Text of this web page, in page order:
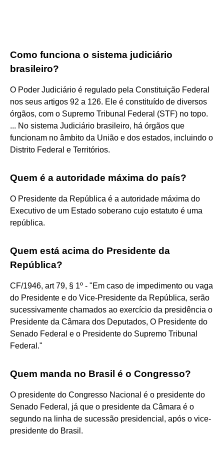
Como funciona o sistema judiciário
brasileiro?
O Poder Judiciário é regulado pela Constituição Federal
nos seus artigos 92 a 126. Ele é constituído de diversos
órgãos, com o Supremo Tribunal Federal (STF) no topo.
... No sistema Judiciário brasileiro, há órgãos que
funcionam no âmbito da União e dos estados, incluindo o
Distrito Federal e Territórios.
Quem é a autoridade máxima do país?
O Presidente da República é a autoridade máxima do
Executivo de um Estado soberano cujo estatuto é uma
república.
Quem está acima do Presidente da
República?
CF/1946, art 79, § 1º - "Em caso de impedimento ou vaga
do Presidente e do Vice-Presidente da República, serão
sucessivamente chamados ao exercício da presidência o
Presidente da Câmara dos Deputados, O Presidente do
Senado Federal e o Presidente do Supremo Tribunal
Federal."
Quem manda no Brasil é o Congresso?
O presidente do Congresso Nacional é o presidente do
Senado Federal, já que o presidente da Câmara é o
segundo na linha de sucessão presidencial, após o vice-
presidente do Brasil.